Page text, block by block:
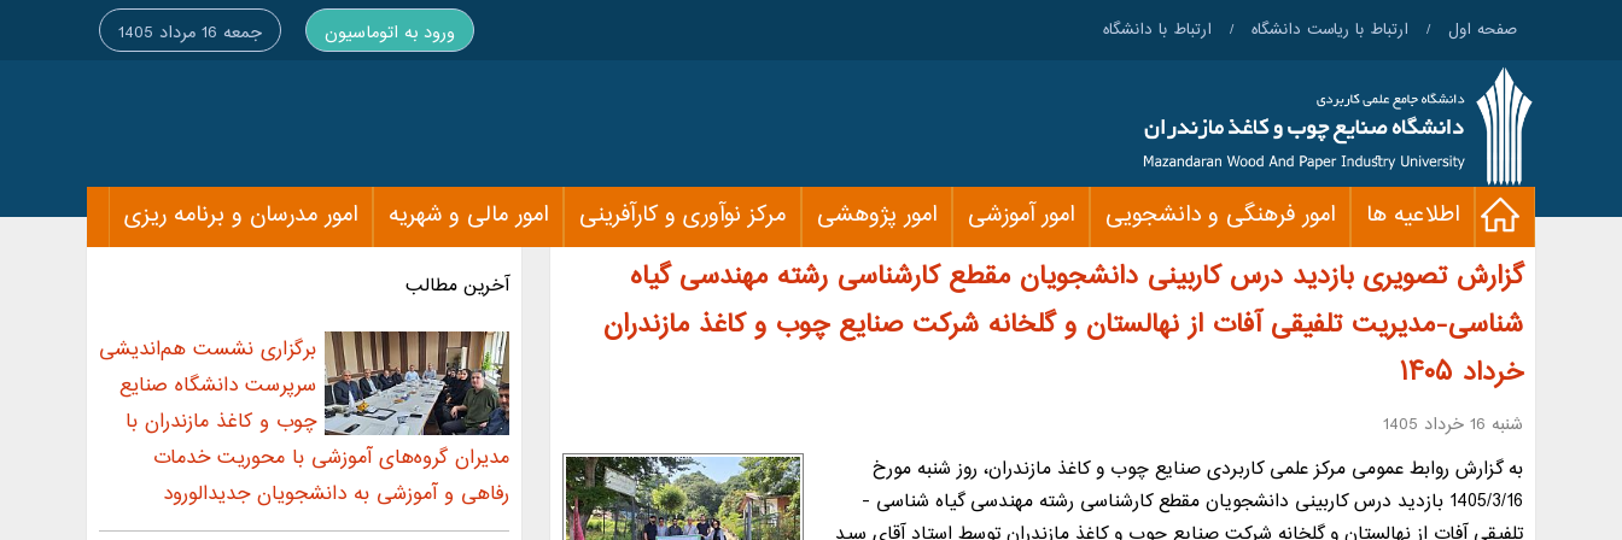
صفحه اول / ارتباط با ریاست دانشگاه / ارتباط با دانشگاه جمعه 16 مرداد 1405 ورود به اتوماسیون
اطلاعيه ها امور فرهنگی و دانشجویی امور آموزشی امور پژوهشی مركز نوآوری و کارآفرینی امور مالی و شهریه امور مدرسان و برنامه ریزی
گزارش تصویری بازدید درس کاربینی دانشجویان مقطع کارشناسی رشته مهندسی گیاه
شناسی-مدیریت تلفیقی آفات از نهالستان و گلخانه شرکت صنایع چوب و کاغذ مازندران
خرداد ۱۴۰۵
شنبه 16 خرداد 1405
به گزارش روابط عمومی مركز علمی كاربردی صنايع چوب و كاغذ مازندران، روز شنبه مورخ
1405/3/16 بازديد درس كاربينی دانشجويان مقطع كارشناسی رشته مهندسی گياه شناسی -
آخرین مطالب
برگزاری نشست هم‌اندیشی
سرپرست دانشگاه صنایع
چوب و کاغذ مازندران با
مدیران گروه‌های آموزشی با محوریت خدمات
رفاهی و آموزشی به دانشجویان جدیدالورود